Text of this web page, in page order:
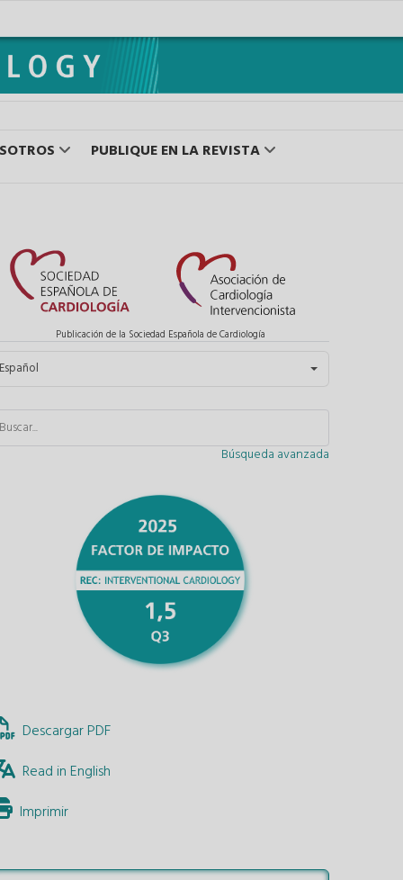
PUBLIQUE EN LA REVISTA
Publicación de la Sociedad Española de Cardiología
Seleccione su idioma
Español
Búsqueda avanzada
Descargar PDF
Read in English
Imprimir